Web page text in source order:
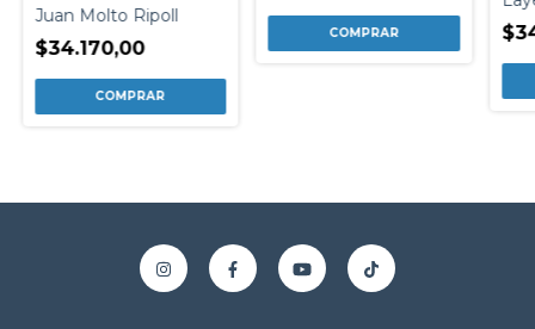
CONTEMPORANEOS DE
LA ACUPUNTURA
Juan Molto Ripoll
$34.170,00